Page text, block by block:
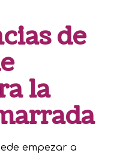
de
la
empezar a